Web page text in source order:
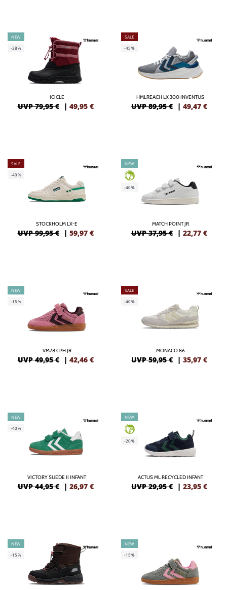
NEW
-38%
ICICLE
UVP 79,95 € | 49,95 €
SALE
-45%
HMLREACH LX 300 INVENTUS
UVP 89,95 € | 49,47 €
SALE
-40%
STOCKHOLM LX-E
UVP 99,95 € | 59,97 €
NEW
GREEN
-40%
MATCH POINT JR
UVP 37,95 € | 22,77 €
NEW
-15%
VM78 CPH JR
UVP 49,95 € | 42,46 €
SALE
-40%
MONACO 86
UVP 59,95 € | 35,97 €
NEW
-40%
VICTORY SUEDE II INFANT
UVP 44,95 € | 26,97 €
NEW
GREEN
-20%
ACTUS ML RECYCLED INFANT
UVP 29,95 € | 23,95 €
NEW
-15%
NEW
-15%